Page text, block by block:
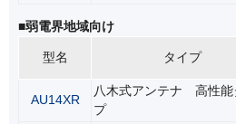
■弱電界地域向け
型名 タイプ
AU14XR
八木式アンテナ 高性能
プ